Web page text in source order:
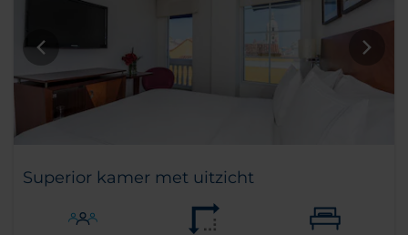
Superior kamer met uitzicht